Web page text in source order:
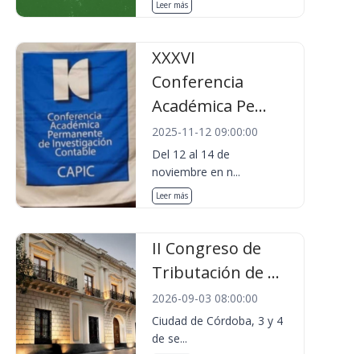
Leer más
XXXVI
Conferencia
Académica Pe...
2025-11-12 09:00:00
Del 12 al 14 de
noviembre en n...
Leer más
II Congreso de
Tributación de ...
2026-09-03 08:00:00
Ciudad de Córdoba, 3 y 4
de se...